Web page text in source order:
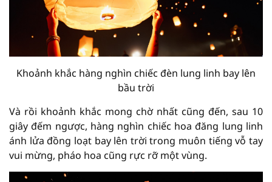
Khoảnh khắc hàng nghìn chiếc đèn lung linh bay lên
bầu trời
Và rồi khoảnh khắc mong chờ nhất cũng đến, sau 10
giây đếm ngược, hàng nghìn chiếc hoa đăng lung linh
ánh lửa đồng loạt bay lên trời trong muôn tiếng vỗ tay
vui mừng, pháo hoa cũng rực rỡ một vùng.